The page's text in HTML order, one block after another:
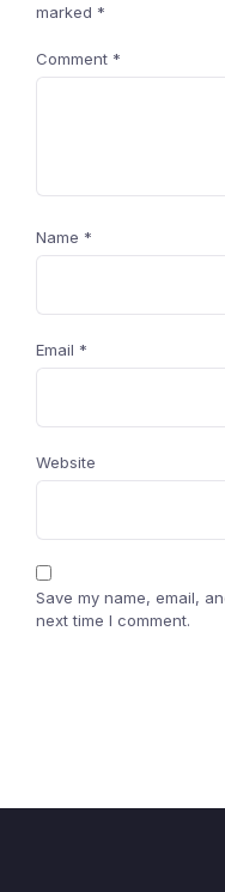
marked *
Comment *
Name *
Email *
Website
Save my name, email,
next time I comment.